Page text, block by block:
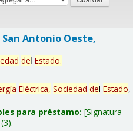
Antonio Oeste,
del Estado.
Eléctrica, Sociedad del Estado,
para préstamo: Signatura
(3).